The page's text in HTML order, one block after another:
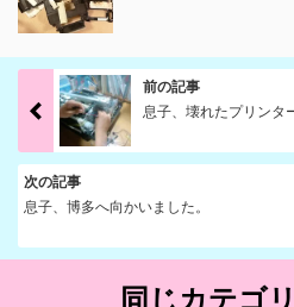
前の記事
息子、壊れたプリンタ
次の記事
息子、博多へ向かいました。
同じカテゴ